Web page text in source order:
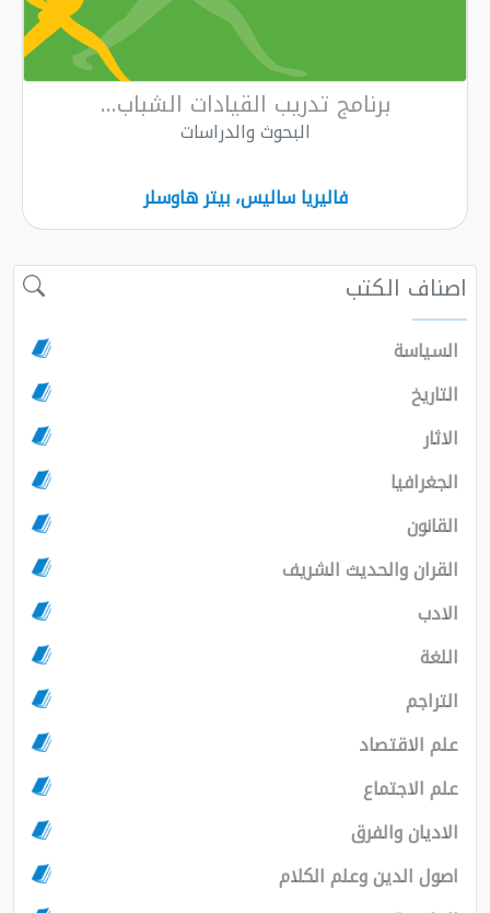
برنامج تدريب القيادات الشباب...
البحوث والدراسات
فاليريا ساليس، بيتر هاوسلر
اصناف الكتب
السياسة
التاريخ
الاثار
الجغرافيا
القانون
القران والحديث الشريف
الادب
اللغة
التراجم
علم الاقتصاد
علم الاجتماع
الاديان والفرق
اصول الدين وعلم الكلام